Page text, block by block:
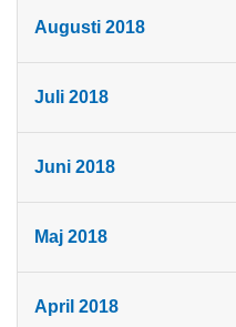
Augusti 2018
Juli 2018
Juni 2018
Maj 2018
April 2018